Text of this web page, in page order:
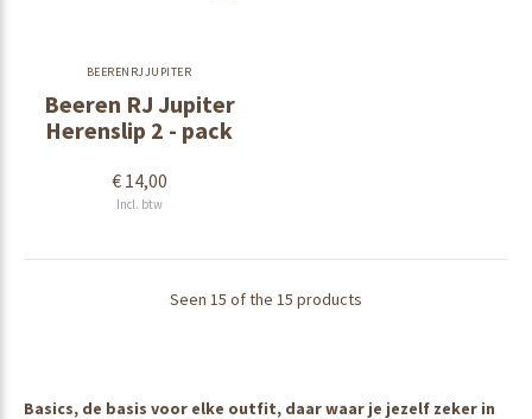
BEERENRJJUPITER
Beeren RJ Jupiter
Herenslip 2 - pack
€ 14,00
Incl. btw
Seen 15 of the 15 products
Basics, de basis voor elke outfit, daar waar je jezelf zeker in